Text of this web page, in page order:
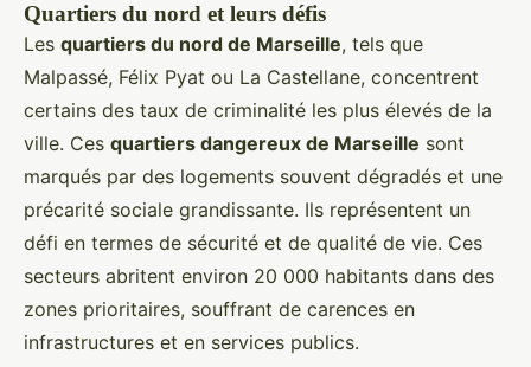
Quartiers du nord et leurs défis
Les quartiers du nord de Marseille, tels que
Malpassé, Félix Pyat ou La Castellane, concentrent
certains des taux de criminalité les plus élevés de la
ville. Ces quartiers dangereux de Marseille sont
marqués par des logements souvent dégradés et une
précarité sociale grandissante. Ils représentent un
défi en termes de sécurité et de qualité de vie. Ces
secteurs abritent environ 20 000 habitants dans des
zones prioritaires, souffrant de carences en
infrastructures et en services publics.